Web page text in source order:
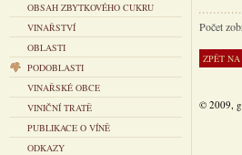
OBSAH ZBYTKOVÉHO CUKRU
VINAŘSTVÍ
OBLASTI
PODOBLASTI
VINAŘSKÉ OBCE
VINIČNÍ TRATĚ
PUBLIKACE O VÍNĚ
ODKAZY
Počet
© 2009,